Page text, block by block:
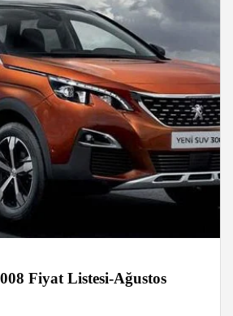
Fiyat Listesi-Ağustos